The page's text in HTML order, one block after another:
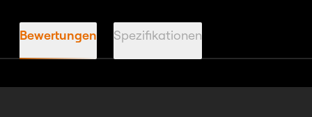
Bewertungen Spezifikationen